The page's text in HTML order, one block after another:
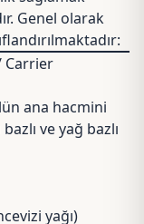
Genel olarak
Carrier
ana hacmini
ve yağ bazlı
yağı)